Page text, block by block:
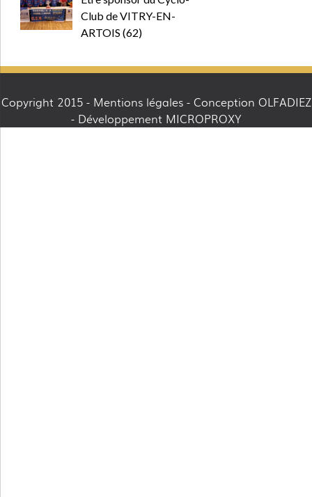
Club de VITRY-EN-
ARTOIS (62)
Copyright 2015 - Mentions légales- Conception OLFADIEZ
- Développement MICROPROXY